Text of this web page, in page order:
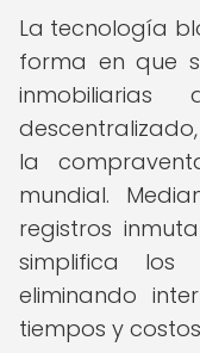
La tecnología
forma en que
la
mundial.
registros
simplifica los
eliminando
tiempos y